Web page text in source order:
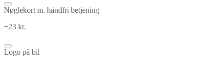
Nøglekort m. håndfri betjening
+23 kr.
Logo på bil